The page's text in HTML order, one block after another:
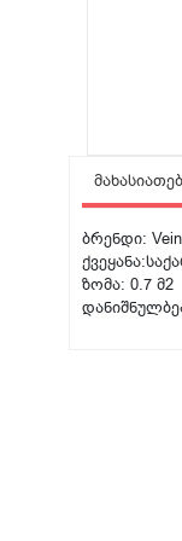
ბრენდი: Vein
ზომა: 0.7 მ2